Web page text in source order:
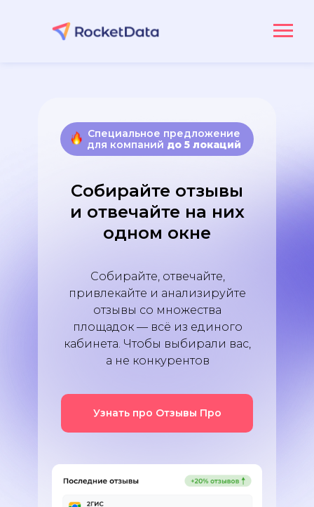
Собирайте, отвечайте,
привлекайте и анализируйте
отзывы со множества
площадок — всё из единого
кабинета. Чтобы выбирали вас,
а не конкурентов
Специальное предложение
для компаний до 5 локаций
Собирайте отзывы
и отвечайте на них
одном окне
Узнать про Отзывы Про